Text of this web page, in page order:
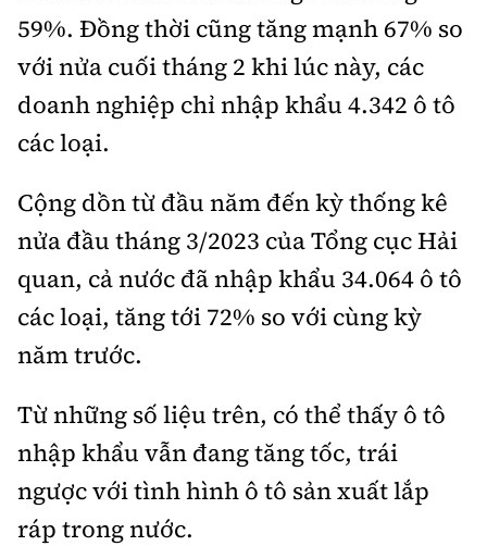
59%. Đồng thời cũng tăng mạnh 67% so
với nửa cuối tháng 2 khi lúc này, các
doanh nghiệp chỉ nhập khẩu 4.342 ô tô
các loại.
Cộng dồn từ đầu năm đến kỳ thống kê
nửa đầu tháng 3/2023 của Tổng cục Hải
quan, cả nước đã nhập khẩu 34.064 ô tô
các loại, tăng tới 72% so với cùng kỳ
năm trước.
Từ những số liệu trên, có thể thấy ô tô
nhập khẩu vẫn đang tăng tốc, trái
ngược với tình hình ô tô sản xuất lắp
ráp trong nước.